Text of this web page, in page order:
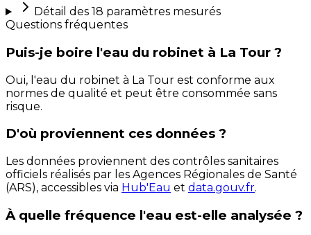
Détail des 18 paramètres mesurés
Questions fréquentes
Puis-je boire l'eau du robinet à La Tour ?
Oui, l'eau du robinet à La Tour est conforme aux
normes de qualité et peut être consommée sans
risque.
D'où proviennent ces données ?
Les données proviennent des contrôles sanitaires
officiels réalisés par les Agences Régionales de Santé
(ARS), accessibles via Hub'Eau et data.gouv.fr.
À quelle fréquence l'eau est-elle analysée ?